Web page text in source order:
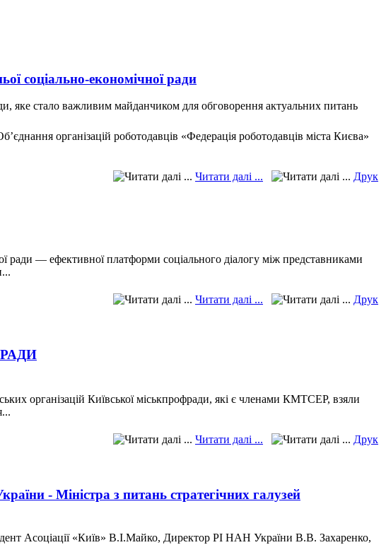
соціально-економічної ради
яке стало важливим майданчиком для обговорення актуальних питань
організацій роботодавців «Федерація роботодавців міста Києва»
Читати далі ... Друк
ради — ефективної платформи соціального діалогу між представниками
Читати далі ... Друк
організацій Київської міськпрофради, які є членами КМТСЕР, взяли
Читати далі ... Друк
- Міністра з питань стратегічних галузей
Асоціації «Київ» В.І.Майко, Директор РІ НАН України В.В. Захаренко,